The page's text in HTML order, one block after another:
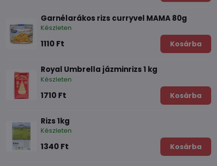
Garnélarákos rizs curryvel MAMA 80g
Készleten
1110 Ft Kosárba
Royal Umbrella jázminrizs 1 kg
Készleten
1710 Ft Kosárba
Rizs 1kg
Készleten
1340 Ft Kosárba